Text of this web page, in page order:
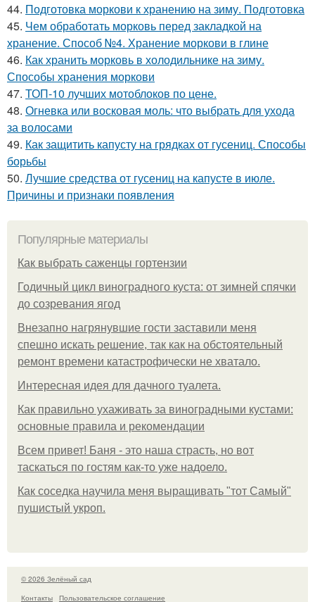
44. Подготовка моркови к хранению на зиму. Подготовка
45. Чем обработать морковь перед закладкой на
хранение. Способ №4. Хранение моркови в глине
46. Как хранить морковь в холодильнике на зиму.
Способы хранения моркови
47. ТОП-10 лучших мотоблоков по цене.
48. Огневка или восковая моль: что выбрать для ухода
за волосами
49. Как защитить капусту на грядках от гусениц. Способы
борьбы
50. Лучшие средства от гусениц на капусте в июле.
Причины и признаки появления
Популярные материалы
Как выбрать саженцы гортензии
Годичный цикл виноградного куста: от зимней спячки
до созревания ягод
Внезапно нагрянувшие гости заставили меня
спешно искать решение, так как на обстоятельный
ремонт времени катастрофически не хватало.
Интересная идея для дачного туалета.
Как правильно ухаживать за виноградными кустами:
основные правила и рекомендации
Всем привет! Баня - это наша страсть, но вот
таскаться по гостям как-то уже надоело.
Как соседка научила меня выращивать "тот Самый"
пушистый укроп.
© 2026 Зелёный сад
Контакты
Пользовательское соглашение